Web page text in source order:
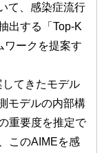
て、感染症流行
出する「Top-K
ワークを提案す
てきたモデル
モデルの内部構
重要度を推定で
このAIMEを感